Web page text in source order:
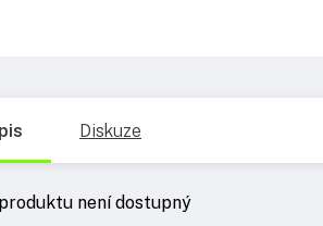
Diskuze
není dostupný